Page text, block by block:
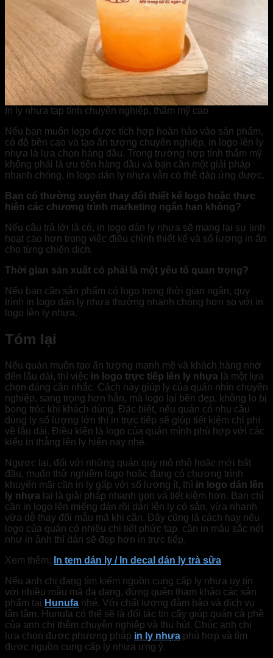
In ly nhựa tạp tính chuyên nghiệp, thẩm mỹ cao
Nếu bạn muốn logo được tích hợp hoàn hảo vào sản phẩm,
có độ bền cao và tạo ấn tượng chuyên nghiệp, in logo lên ly
nhựa là lựa chọn hàng đầu. Trong trường hợp tính thẩm mỹ
không phải là ưu tiên hàng đầu và bạn cần một giải pháp
nhanh chóng, in logo dán ly nhựa vẫn có thể đáp ứng được.
Bạn có thường xuyên thay đổi thiết kế logo hoặc thực
hiện các chương trình marketing ngắn hạn không?
Nếu câu trả lời là có, in logo dán ly nhựa sẽ mang lại sự linh
hoạt cao hơn trong việc điều chỉnh thiết kế và số lượng in ấn
cho từng chiến dịch.
Thời gian sản xuất có phải là một yếu tố quan trọng?
Nếu bạn cần sản phẩm có logo trong thời gian ngắn, quy
trình in logo dán ly nhựa thường nhanh chóng hơn so với in
logo lên ly nhựa.
Tóm lại
Nếu quán muốn tạo ấn tượng mạnh mẽ và khách hàng nhớ
đến lâu dài, thì việc in logo trực tiếp lên ly nhựa là một lựa
chọn đáng cân nhắc. Cách này giúp ly của quán nhìn chuyên
nghiệp, sang trọng hơn hẳn, mà logo lại bền đẹp, không lo bị
bong tróc khi khách dùng. Đặc biệt, nếu quán có nhu cầu
dùng ly số lượng lớn thì in trực tiếp sẽ giúp tiết kiệm chi phí
về lâu dài. Điều kiện là logo của quán mình phù hợp với các
kiểu in thẳng lên ly hiện nay nhé.
Ngược lại, đối với những quán quy mô nhỏ hoặc mới bắt
đầu, muốn thử nghiệm logo hoặc đang có chương trình
khuyến mãi cần in ly gấp với số lượng ít, thì in logo dán lên
ly nhựa lại là giải pháp nhanh gọn và tiết kiệm hơn. Bạn chỉ
cần in logo lên miếng dán rồi dán lên ly có sẵn, vừa nhanh
vừa dễ thay đổi mẫu mã khi cần. Đây cũng là cách hay nếu
logo của quán có nhiều chi tiết phức tạp, cần in màu sắc nét
như in ảnh thì dán sẽ đẹp hơn in trực tiếp.
Xem thêm: In tem dán ly / In decal dán ly trà sữa
Nếu anh chị đang tìm kiếm nguồn cung cấp ly nhựa uy tín
với nhiều mẫu mã đa dạng, đừng quên tham khảo các sản
phẩm tại Hunufa nhé. Với chất lượng đảm bảo và dịch vụ
tận tâm, Hunufa có thể sẽ là đối tác tin cậy giúp quán cà phê
của anh chị thêm chuyên nghiệp và thu hút. Chúc anh chị
lựa chọn được phương pháp in ly nhựa phù hợp và tìm
được nguồn cung cấp ly nhựa ưng ý.